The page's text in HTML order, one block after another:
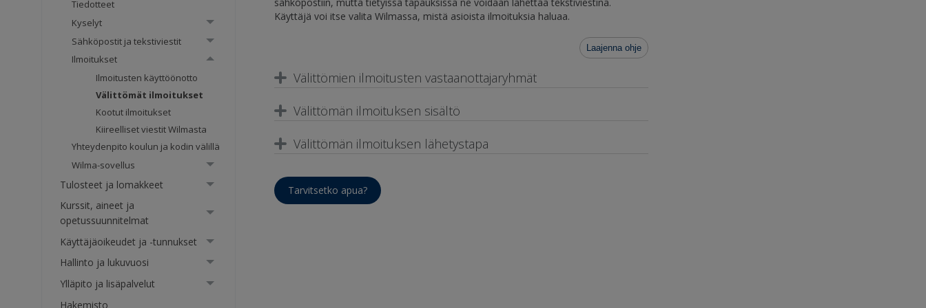
Tiedotteet
Kyselyt
Sähköpostit ja tekstiviestit
Ilmoitukset
Ilmoitusten käyttöönotto
Välittömät ilmoitukset
Kootut ilmoitukset
Kiireelliset viestit Wilmasta
Yhteydenpito koulun ja kodin välillä
Wilma-sovellus
Tulosteet ja lomakkeet
Kurssit, aineet ja
opetussuunnitelmat
Käyttäjäoikeudet ja -tunnukset
Hallinto ja lukuvuosi
Ylläpito ja lisäpalvelut
Hakemisto
Käyttäjä voi itse valita Wilmassa, mistä asioista ilmoituksia haluaa.
Laajenna ohje
Välittömien ilmoitusten vastaanottajaryhmät
Välittömän ilmoituksen sisältö
Välittömän ilmoituksen lähetystapa
Tarvitsetko apua?